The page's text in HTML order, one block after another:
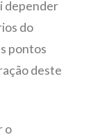
depender
do
pontos
deste
o